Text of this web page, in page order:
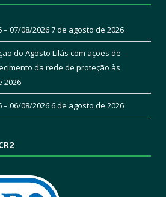
– 07/08/20267 de agosto de 2026
do Agosto Lilás com ações de
da rede de proteção às
2026
– 06/08/20266 de agosto de 2026